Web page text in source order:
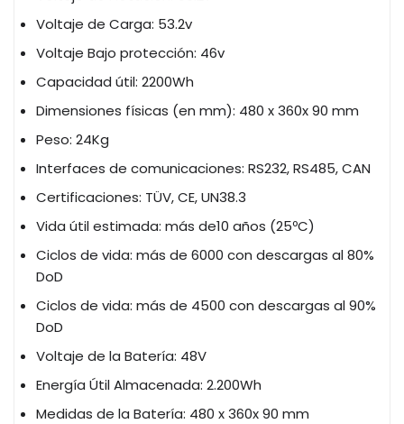
Voltaje de Carga: 53.2v
Voltaje Bajo protección: 46v
Capacidad útil: 2200Wh
Dimensiones físicas (en mm): 480 x 360x 90 mm
Peso: 24Kg
Interfaces de comunicaciones: RS232, RS485, CAN
Certificaciones: TÜV, CE, UN38.3
Vida útil estimada: más de10 años (25ºC)
Ciclos de vida: más de 6000 con descargas al 80%
DoD
Ciclos de vida: más de 4500 con descargas al 90%
DoD
Voltaje de la Batería: 48V
Energía Útil Almacenada: 2.200Wh
Medidas de la Batería: 480 x 360x 90 mm